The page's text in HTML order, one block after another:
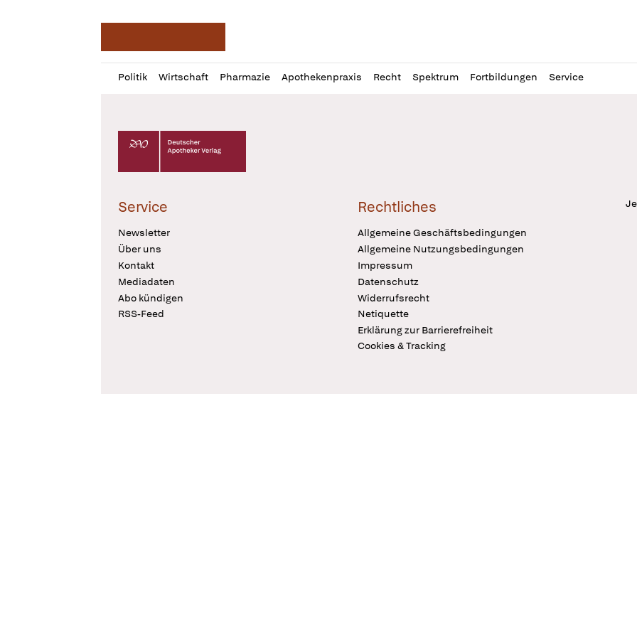
Politik Wirtschaft Pharmazie Apothekenpraxis Recht Spektrum Fortbildungen Service
Profil
öffnen
Daz
Pur
Deutscher Apotheker Verlag Logo
Service
Newsletter
Über uns
Kontakt
Mediadaten
Abo kündigen
RSS-Feed
Rechtliches
Allgemeine Geschäftsbedingungen
Allgemeine Nutzungsbedingungen
Impressum
Datenschutz
Widerrufsrecht
Netiquette
Erklärung zur Barrierefreiheit
Cookies & Tracking